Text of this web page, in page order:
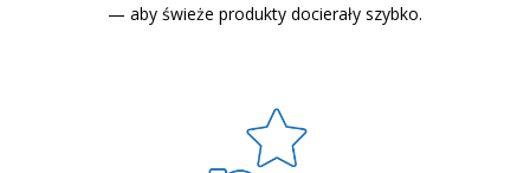
— aby świeże produkty docierały szybko.